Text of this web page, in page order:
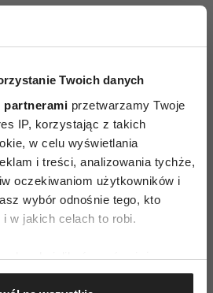
Twoich danych
partnerami przetwarzamy Twoje
IP, korzystając z takich
w celu wyświetlania
i treści, analizowania tychże,
oczekiwaniom użytkowników i
wybór odnośnie tego, kto
w jakich celach to robi.
chcielibyśmy również:
dotyczące Twojej lokalizacji
układamy pokrojone
30 minut w tej samej
aż wierzch nam się ładnie
tartę możemy